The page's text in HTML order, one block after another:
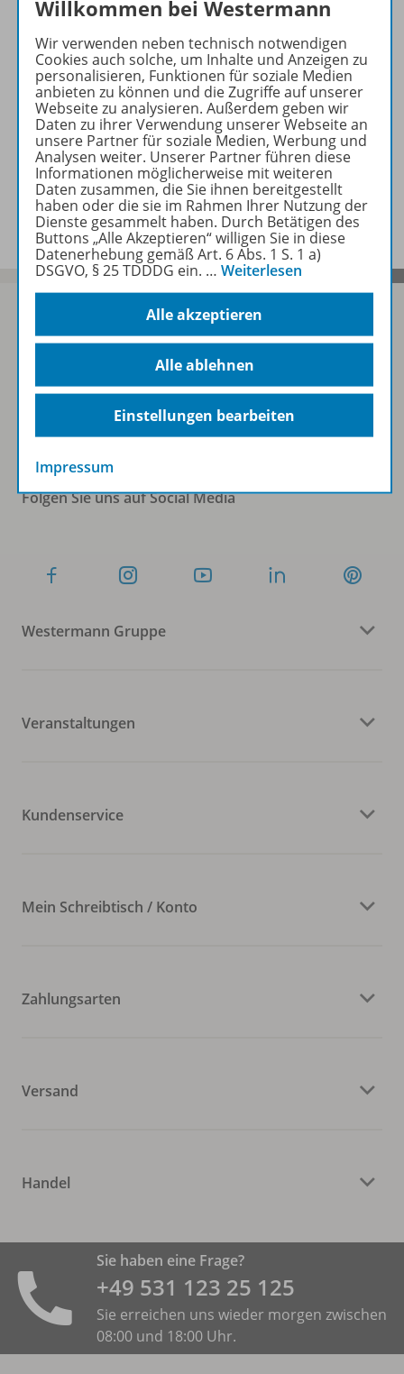
Ergänzende Materialien
Empfehlungen der Redaktion
Benachrichtigungs-Service
Zum Newsletter anmelden
Folgen Sie uns auf Social Media
Westermann Gruppe
Veranstaltungen
Kundenservice
Mein Schreibtisch / Konto
Zahlungsarten
Versand
Handel
Sie haben eine Frage?
+49 531 ­123 25 125
Sie erreichen uns wieder morgen zwischen
08:00 und 18:00 Uhr.
Willkommen bei Westermann
Wir verwenden neben technisch notwendigen
Cookies auch solche, um Inhalte und Anzeigen zu
personalisieren, Funktionen für soziale Medien
anbieten zu können und die Zugriffe auf unserer
Webseite zu analysieren. Außerdem geben wir
Daten zu ihrer Verwendung unserer Webseite an
unsere Partner für soziale Medien, Werbung und
Analysen weiter. Unserer Partner führen diese
Informationen möglicherweise mit weiteren
Daten zusammen, die Sie ihnen bereitgestellt
haben oder die sie im Rahmen Ihrer Nutzung der
Dienste gesammelt haben. Durch Betätigen des
Buttons „Alle Akzeptieren“ willigen Sie in diese
Datenerhebung gemäß Art. 6 Abs. 1 S. 1 a)
DSGVO, § 25 TDDDG ein. … Weiterlesen
Alle akzeptieren
Alle ablehnen
Einstellungen bearbeiten
Impressum